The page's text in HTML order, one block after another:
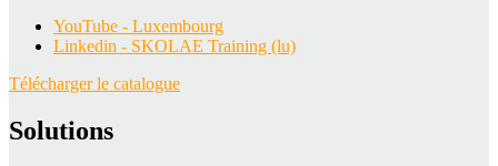
YouTube - Luxembourg
Linkedin - SKOLAE Training (lu)
Télécharger le catalogue
Solutions